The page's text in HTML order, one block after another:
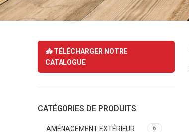
📥 TÉLÉCHARGER NOTRE
CATALOGUE
CATÉGORIES DE PRODUITS
AMÉNAGEMENT EXTÉRIEUR 6